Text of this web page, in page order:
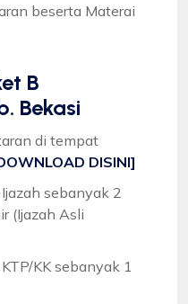
beserta Materai
B
Bekasi
di tempat
DISINI]
sebanyak 2
(Ijazah Asli
KK sebanyak 1